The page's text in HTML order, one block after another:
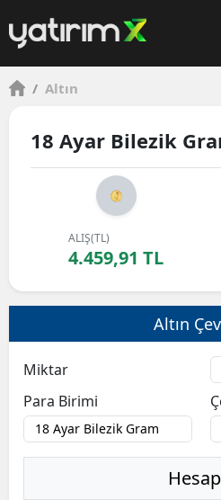
/ Altın
18 Ayar Bilezik
ALIŞ(TL)
4.459,91 TL
Altın
Miktar
Para Birimi